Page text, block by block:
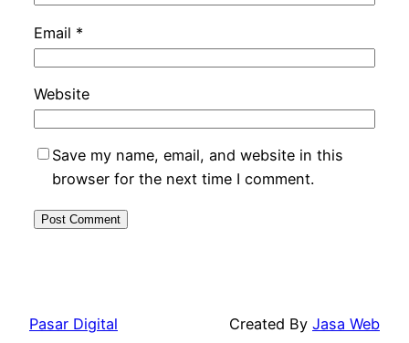
Email *
Website
Save my name, email, and website in this
browser for the next time I comment.
Pasar Digital Created By Jasa Web